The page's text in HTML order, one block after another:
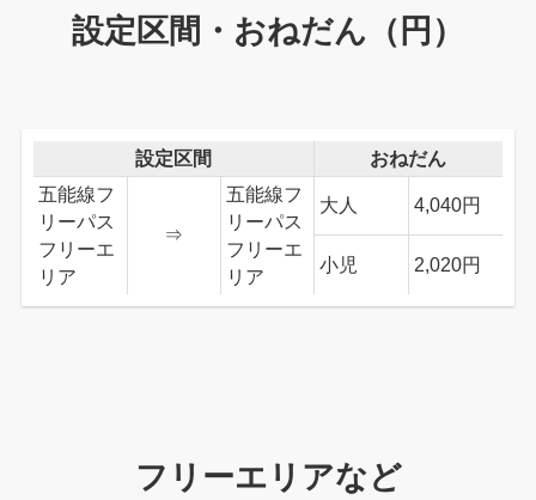
設定区間・おねだん（円）
設定区間
おねだん
五能線フ
リーパス
フリーエ
リア
⇒
五能線フ
リーパス
フリーエ
リア
大人 4,040円
小児 2,020円
フリーエリアなど